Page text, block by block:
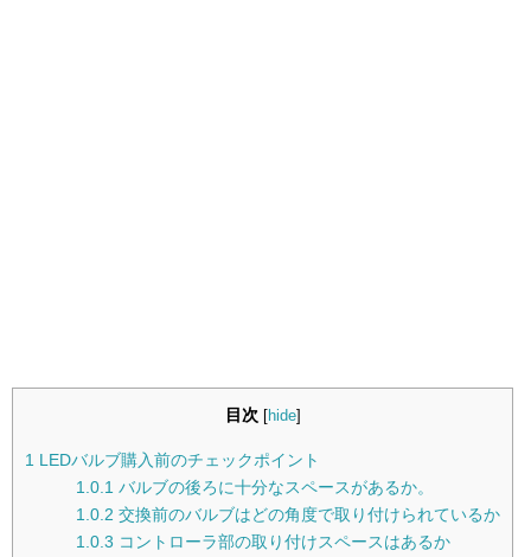
目次 [hide]
1 LEDバルブ購入前のチェックポイント
1.0.1 バルブの後ろに十分なスペースがあるか。
1.0.2 交換前のバルブはどの角度で取り付けられているか
1.0.3 コントローラ部の取り付けスペースはあるか